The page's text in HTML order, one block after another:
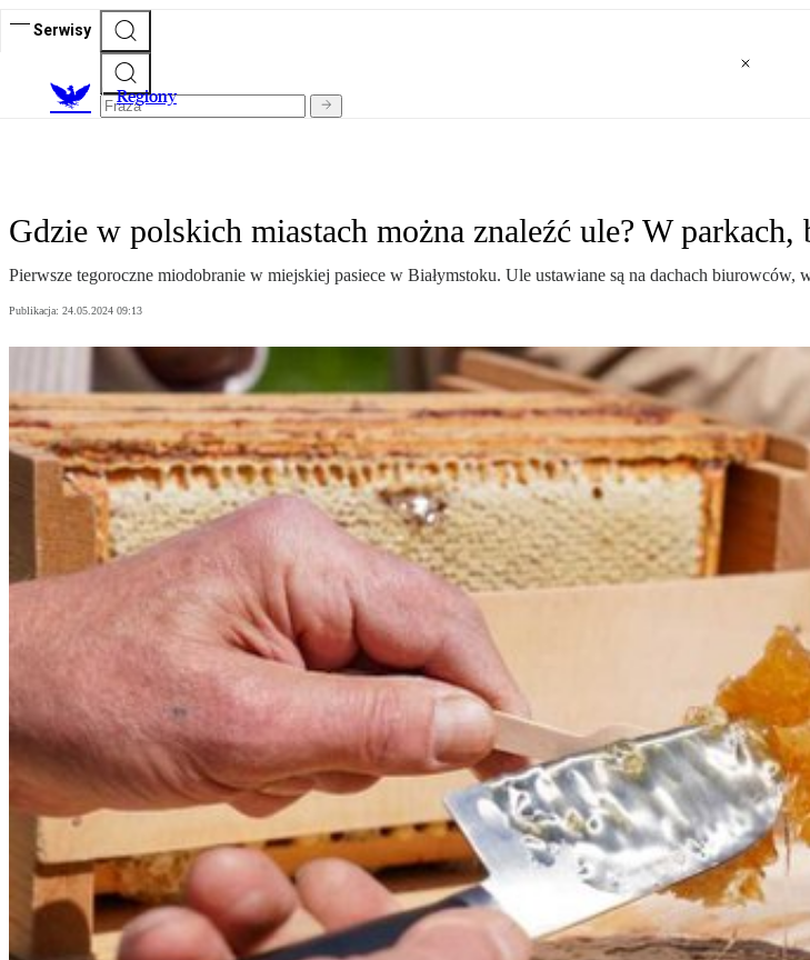
Serwisy
Regiony
Gdzie w polskich miastach można znaleźć ule? W
Pierwsze tegoroczne miodobranie w miejskiej pasiece w Białymstoku. Ule ustawiane są na dachach
Publikacja: 24.05.2024 09:13